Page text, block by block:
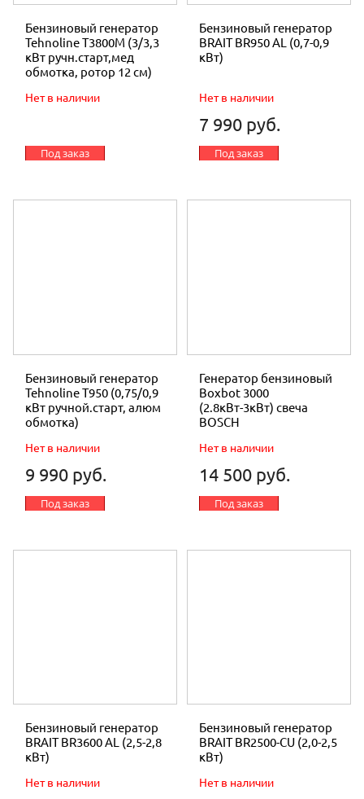
Бензиновый генератор
Tehnoline T3800М (3/3,3
кВт ручн.старт,мед
обмотка, ротор 12 см)
Нет в наличии
Под заказ
Бензиновый генератор
BRAIT BR950 AL (0,7-0,9
кВт)
Нет в наличии
7 990 руб.
Под заказ
Бензиновый генератор
Tehnoline T950 (0,75/0,9
кВт ручной.старт, алюм
обмотка)
Нет в наличии
9 990 руб.
Под заказ
Генератор бензиновый
Boxbot 3000
(2.8кВт-3кВт) свеча
BOSCH
Нет в наличии
14 500 руб.
Под заказ
Бензиновый генератор
BRAIT BR3600 AL (2,5-2,8
кВт)
Нет в наличии
Бензиновый генератор
BRAIT BR2500-CU (2,0-2,5
кВт)
Нет в наличии